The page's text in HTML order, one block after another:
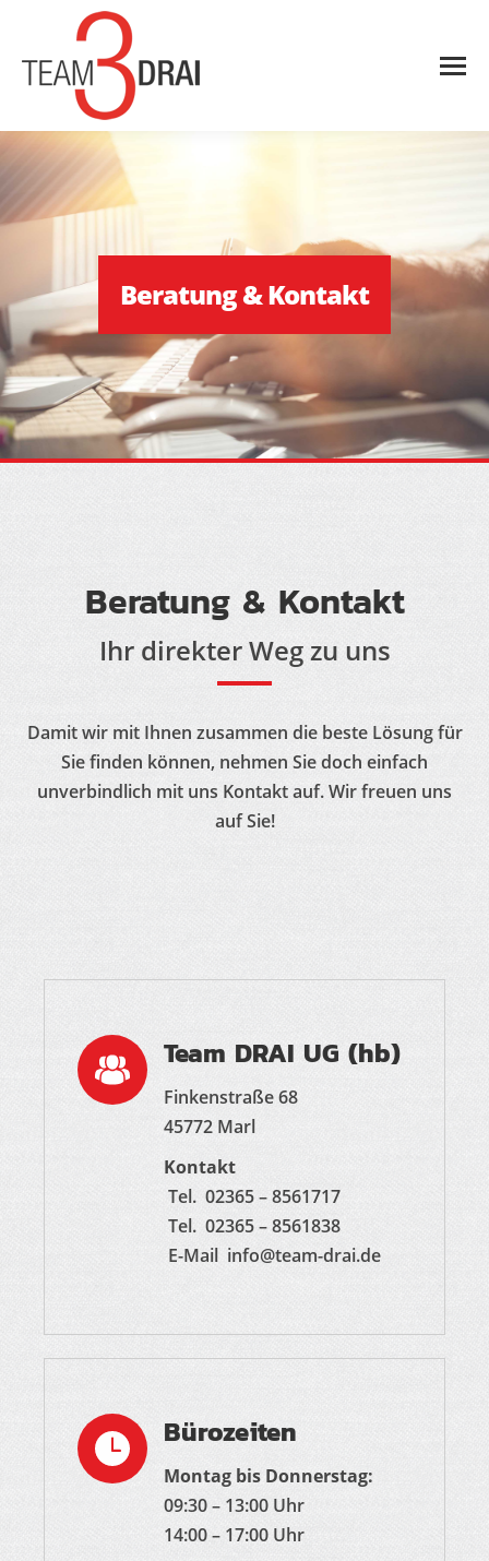
Beratung & Kontakt
Beratung & Kontakt
Ihr direkter Weg zu uns
Damit wir mit Ihnen zusammen die beste Lösung für
Sie finden können, nehmen Sie doch einfach
unverbindlich mit uns Kontakt auf. Wir freuen uns
auf Sie!
Team DRAI UG (hb)
Finkenstraße 68
45772 Marl
Kontakt
Tel.02365 – 8561717
Tel.02365 – 8561838
E-Mail info@team-drai.de
Bürozeiten
Montag bis Donnerstag:
09:30 – 13:00 Uhr
14:00 – 17:00 Uhr